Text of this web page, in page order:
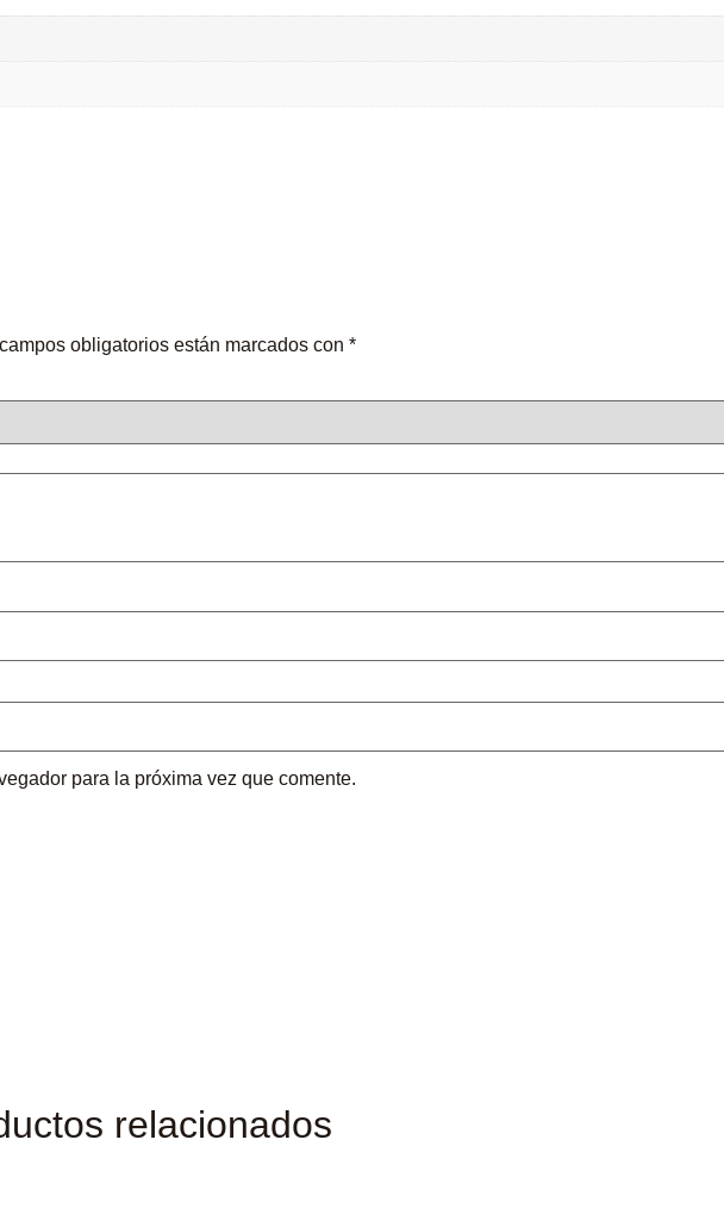
obligatorios están marcados con *
para la próxima vez que comente.
relacionados